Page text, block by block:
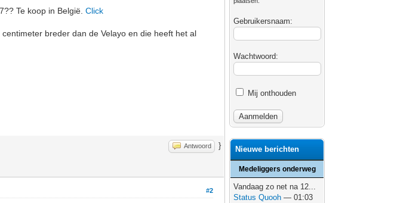
Te koop in België.Click
breder dan de Velayo en die heeft het al
Antwoord }
#2
Gebruikersnaam:
Wachtwoord:
Mij onthouden
Nieuwe berichten
Medeliggers onderweg
Vandaag zo net na 12...
Status Quooh — 01:03